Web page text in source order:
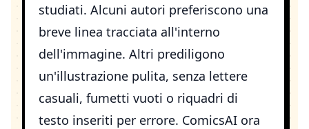
studiati. Alcuni autori preferiscono una
breve linea tracciata all'interno
dell'immagine. Altri prediligono
un'illustrazione pulita, senza lettere
casuali, fumetti vuoti o riquadri di
testo inseriti per errore. ComicsAI ora